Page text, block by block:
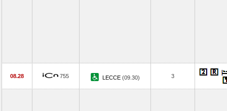
08.28 755 LECCE (09.30) 3